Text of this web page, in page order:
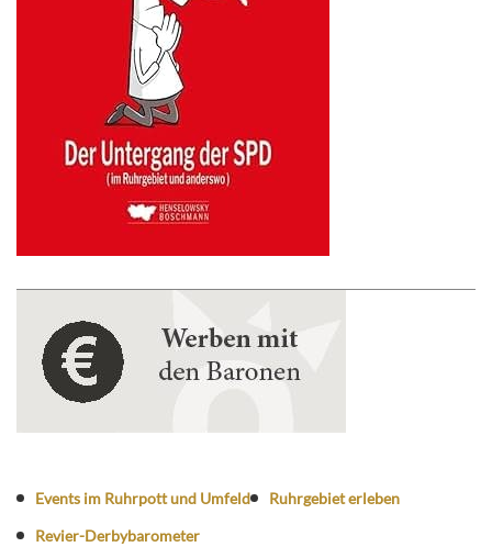
Events im Ruhrpott und Umfeld
Ruhrgebiet erleben
Revier-Derbybarometer